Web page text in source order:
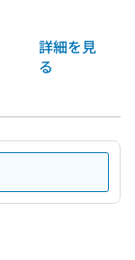
詳細を見
る